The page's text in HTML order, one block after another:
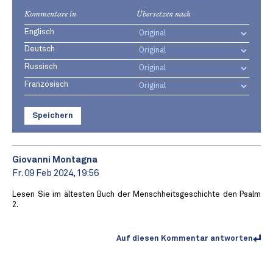
Kommentare in Übersetzen nach
Englisch
Deutsch
Russisch
Französisch
Speichern
Giovanni Montagna
Fr. 09 Feb 2024, 19:56
Lesen Sie im ältesten Buch der Menschheitsgeschichte den Psalm
2.
Auf diesen Kommentar antworten